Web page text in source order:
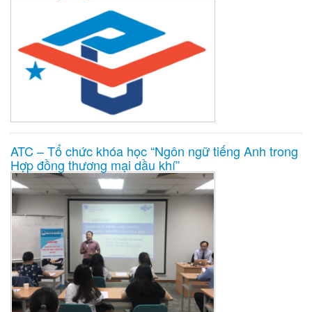
ATC – Tổ chức khóa học “Ngôn ngữ tiếng Anh trong
Hợp đồng thương mại dầu khí”